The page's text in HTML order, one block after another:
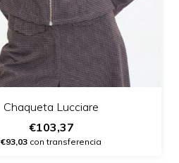
Chaqueta Lucciare
€103,37
€93,03 con transferencia